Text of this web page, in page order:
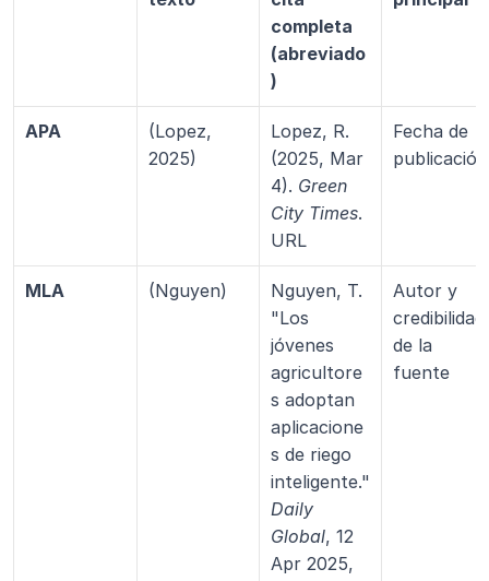
completa
(abreviado
)
APA
(Lopez,
2025)
Lopez, R.
(2025, Mar
4). Green
City Times.
URL
Fecha de
publicación
MLA (Nguyen)
Nguyen, T.
"Los
jóvenes
agricultore
s adoptan
aplicacione
s de riego
Daily
Global, 12
Apr 2025,
Autor y
credibilidad
de la
fuente